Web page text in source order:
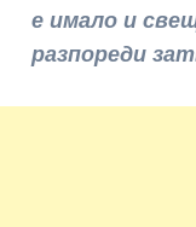
е имало и
разпореди